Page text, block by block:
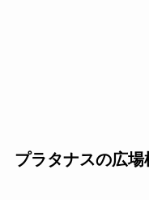
プラタナスの広